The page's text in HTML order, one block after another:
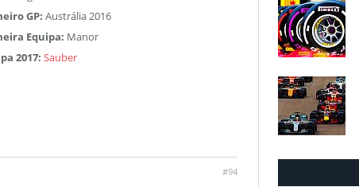
GP: Austrália 2016
Equipa: Manor
2017: Sauber
#94